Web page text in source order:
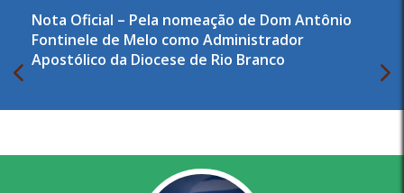
Nota Oficial – Pela nomeação de Dom Antônio
Fontinele de Melo como Administrador
Apostólico da Diocese de Rio Branco